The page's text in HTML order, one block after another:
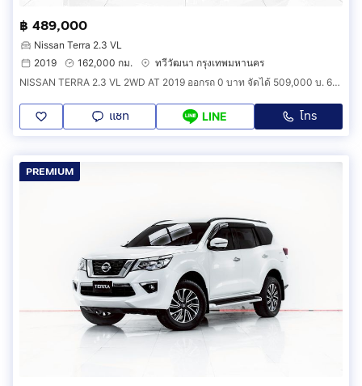
฿ 489,000
Nissan Terra 2.3 VL
2019
162,000 กม.
ทวีวัฒนา กรุงเทพมหานคร
NISSAN TERRA 2.3 VL 2WD AT 2019 ออกรถ 0 บาท จัดได้ 509,000 บ. 6B180
แชท LINE โทร
PREMIUM